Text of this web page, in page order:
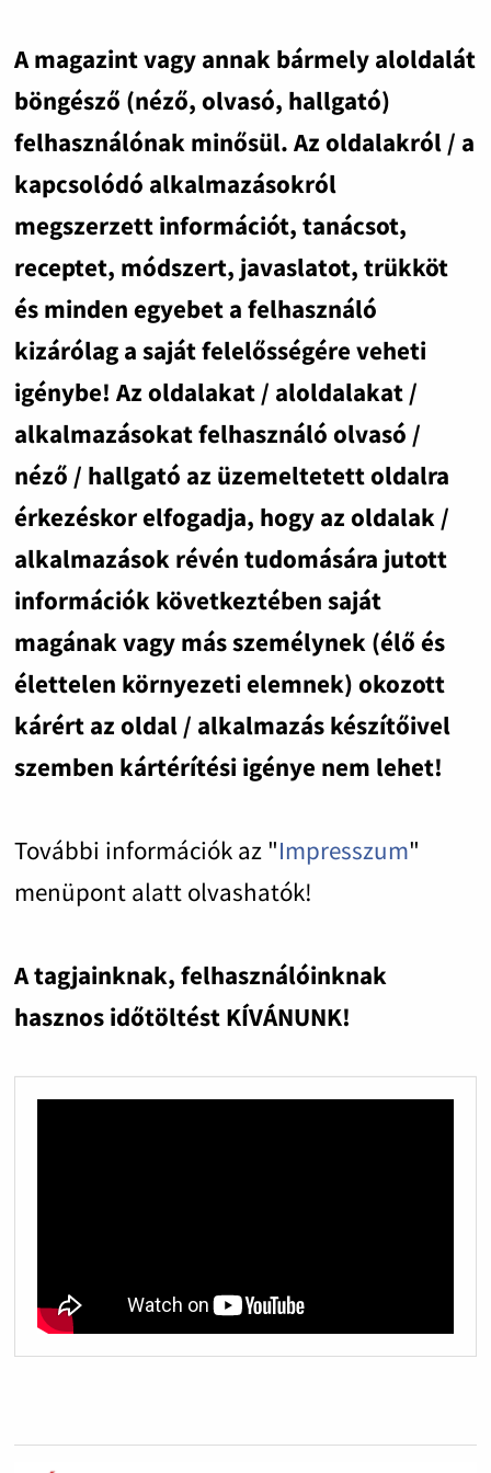
A magazint vagy annak bármely aloldalát
böngésző (néző, olvasó, hallgató)
felhasználónak minősül. Az oldalakról / a
kapcsolódó alkalmazásokról
megszerzett információt, tanácsot,
receptet, módszert, javaslatot, trükköt
és minden egyebet a felhasználó
kizárólag a saját felelősségére veheti
igénybe! Az oldalakat / aloldalakat /
alkalmazásokat felhasználó olvasó /
néző / hallgató az üzemeltetett oldalra
érkezéskor elfogadja, hogy az oldalak /
alkalmazások révén tudomására jutott
információk következtében saját
magának vagy más személynek (élő és
élettelen környezeti elemnek) okozott
kárért az oldal / alkalmazás készítőivel
szemben kártérítési igénye nem lehet!
További információk az "Impresszum"
menüpont alatt olvashatók!
A tagjainknak, felhasználóinknak
hasznos időtöltést KÍVÁNUNK!